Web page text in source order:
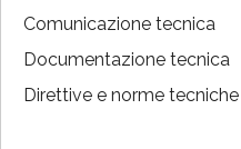
Comunicazione tecnica
Documentazione tecnica
Direttive e norme tecniche